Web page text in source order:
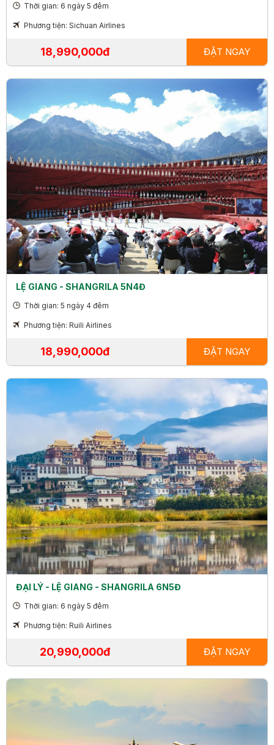
Thời gian: 6 ngày 5 đêm
Phương tiện: Sichuan Airlines
18,990,000đ ĐẶT NGAY
LỆ GIANG - SHANGRILA 5N4Đ
Thời gian: 5 ngày 4 đêm
Phương tiện: Ruili Airlines
18,990,000đ ĐẶT NGAY
ĐẠI LÝ - LỆ GIANG - SHANGRILA 6N5Đ
Thời gian: 6 ngày 5 đêm
Phương tiện: Ruili Airlines
20,990,000đ ĐẶT NGAY